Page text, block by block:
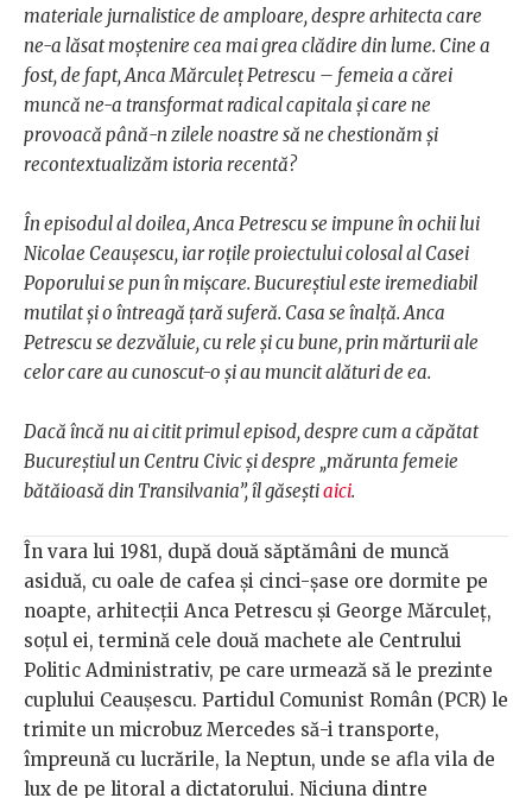
materiale jurnalistice de amploare, despre arhitecta care
ne-a lăsat moștenire cea mai grea clădire din lume. Cine a
fost, de fapt, Anca Mărculeț Petrescu – femeia a cărei
muncă ne-a transformat radical capitala și care ne
provoacă până-n zilele noastre să ne chestionăm și
recontextualizăm istoria recentă?
În episodul al doilea, Anca Petrescu se impune în ochii lui
Nicolae Ceaușescu, iar roțile proiectului colosal al Casei
Poporului se pun în mișcare. Bucureștiul este iremediabil
mutilat și o întreagă țară suferă. Casa se înalță. Anca
Petrescu se dezvăluie, cu rele și cu bune, prin mărturii ale
celor care au cunoscut-o și au muncit alături de ea.
Dacă încă nu ai citit primul episod, despre cum a căpătat
Bucureștiul un Centru Civic și despre „mărunta femeie
bătăioasă din Transilvania”, îl găseștiaici.
În vara lui 1981, după două săptămâni de muncă
asiduă, cu oale de cafea și cinci-șase ore dormite pe
noapte, arhitecții Anca Petrescu și George Mărculeț,
soțul ei, termină cele două machete ale Centrului
Politic Administrativ, pe care urmează să le prezinte
cuplului Ceaușescu. Partidul Comunist Român (PCR) le
trimite un microbuz Mercedes să-i transporte,
împreună cu lucrările, la Neptun, unde se afla vila de
lux de pe litoral a dictatorului. Niciuna dintre